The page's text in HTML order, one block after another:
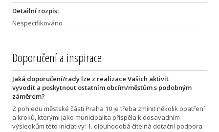
Detailní rozpis:
Nespecifikováno
Doporučení a inspirace
Jaká doporučení/rady lze z realizace Vašich aktivit
vyvodit a poskytnout ostatním obcím/městům s podobným
záměrem?
Z pohledu městské části Praha 10 je třeba zmínit několik opatření
a kroků, kterými jako municipalita přispěla k dosavadním
výsledkům této iniciativy: 1. dlouhodobá čitelná dotační podpora